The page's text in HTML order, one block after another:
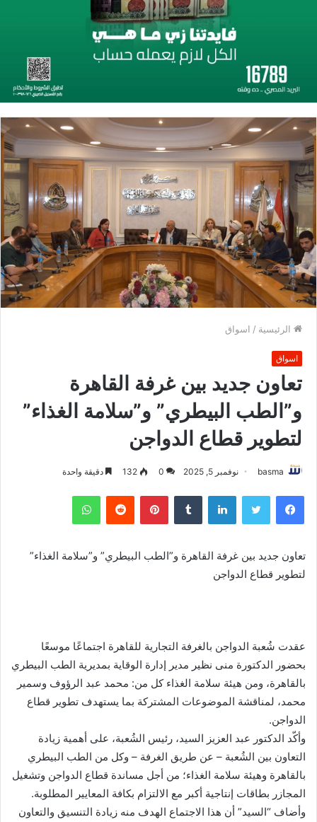
الرئيسية / اسواق
اسواق
تعاون جديد بين غرفة القاهرة
و”الطب البيطري” و”سلامة الغذاء”
لتطوير قطاع الدواجن
basma نوفمبر 5, 2025 0
132 دقيقة واحدة
فيسبوك تويتر لينكدإن بينتيريست واتساب
تعاون جديد بين غرفة القاهرة و”الطب البيطري” و”سلامة الغذاء”
لتطوير قطاع الدواجن
عقدت شُعبة الدواجن بالغرفة التجارية للقاهرة اجتماعًا موسعًا
بحضور الدكتورة منى نظير مدير إدارة الوقاية بمديرية الطب البيطري
بالقاهرة، ومن هيئة سلامة الغذاء كل من: محمد عبد الرؤوف وسمير
محمد، لمناقشة الموضوعات المشتركة بما يستهدف تطوير قطاع
الدواجن.
وأكّد الدكتور عبد العزيز السيد، رئيس الشُعبة، على أهمية زيادة
التعاون بين الشُعبة – عن طريق الغرفة – وكل من الطب البيطري
بالقاهرة وهيئة سلامة الغذاء؛ من أجل مساندة قطاع الدواجن وتشغيل
المجازر بطاقات إنتاجية أكبر مع الالتزام بكافة المعايير المطلوبة.
وأضاف “السيد” أن هذا الاجتماع الهدف منه زيادة التنسيق والتعاون